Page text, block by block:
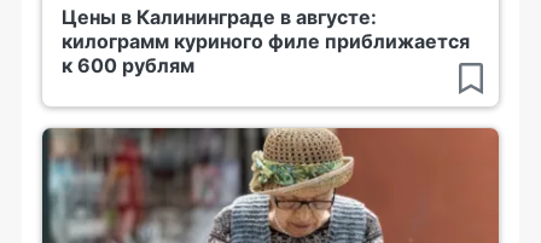
Цены в Калининграде в августе:
килограмм куриного филе приближается
к 600 рублям